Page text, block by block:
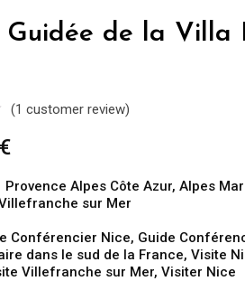
Guidée de la Villa
(1 customer review)
€
Provence Alpes Côte Azur, Alpes
sur Mer
Conférencier Nice, Guide
dans le sud de la France, Visite
Villefranche sur Mer, Visiter Nice